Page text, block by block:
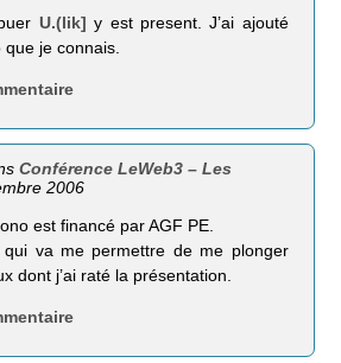
U.(lik] y est present. J’ai ajouté
je connais.
Conférence LeWeb3 – Les
2006
est financé par AGF PE.
va me permettre de me plonger
dont j’ai raté la présentation.